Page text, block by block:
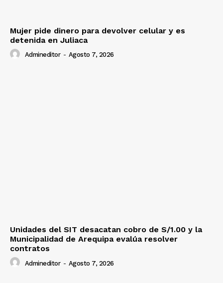
Mujer pide dinero para devolver celular y es
detenida en Juliaca
Admineditor - Agosto 7, 2026
Unidades del SIT desacatan cobro de S/1.00 y la
Municipalidad de Arequipa evalúa resolver
contratos
Admineditor - Agosto 7, 2026